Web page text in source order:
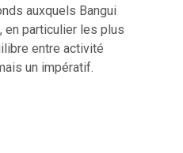
auxquels Bangui
particulier les plus
entre activité
un impératif.